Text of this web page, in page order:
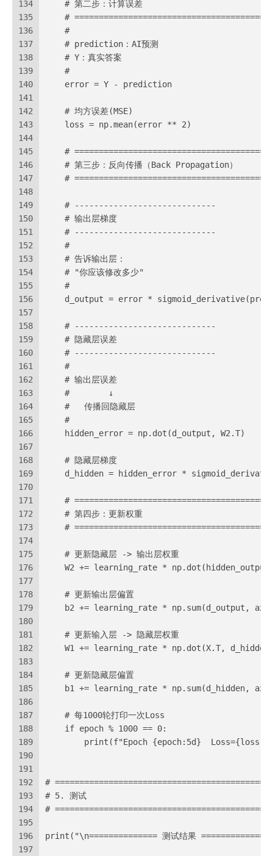
134
135
136
137
138
139
140
141
142
143
144
145
146
147
148
149
150
151
152
153
154
155
156
157
158
159
160
161
162
163
164
165
166
167
168
169
170
171
172
173
174
175
176
177
178
179
180
181
182
183
184
185
186
187
188
189
190
191
192
193
194
195
196
197
    # 第二步：计算误差
#
    #
    # prediction：AI预测
    # Y：真实答案
    #
    error = Y - prediction
    # 均方误差(MSE)
    loss = np.mean(error ** 2)
#
    # 第三步：反向传播（Back Propagation）
#
    # -----------------------------
    # 输出层梯度
    # -----------------------------
    #
    # 告诉输出层：
    # "你应该修改多少"
    #
d_output = error *
    # -----------------------------
    # 隐藏层误差
    # -----------------------------
    #
    # 输出层误差
    #        ↓
    #   传播回隐藏层
    #
    hidden_error = np.dot(d_output, W2.T)
    # 隐藏层梯度
d_hidden = hidden_error *
#
    # 第四步：更新权重
#
    # 更新隐藏层 -> 输出层权重
W2 += learning_rate *
    # 更新输出层偏置
b2 += learning_rate * np.sum(d_output,
    # 更新输入层 -> 隐藏层权重
W1 += learning_rate * np.dot(X.T,
    # 更新隐藏层偏置
b1 += learning_rate * np.sum(d_hidden,
    # 每1000轮打印一次Loss
    if epoch % 1000 == 0:
print(f"Epoch {epoch:5d}
#
# 5. 测试
#
print("\n============== 测试结果